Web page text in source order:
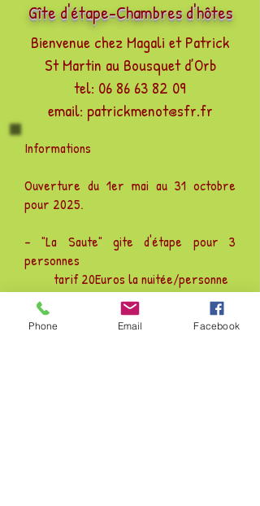
Gîte d'étape-Chambres d'hôtes
Bienvenue chez Magali et Patrick
St Martin au Bousquet d’Orb
tel: 06 86 63 82 09
email: patrickmenot@sfr.fr
Informations
Ouverture du 1er mai au 31 octobre
pour 2025.
- "La Saute" gite d'étape pour 3
personnes
tarif 20Euros la nuitée/personne
Logement sur 3 niveaux avec
cuisine tout confort + lave linge, salon
avec clic clac + TV, 1 chambre avec 1 lit
Phone Email Facebook